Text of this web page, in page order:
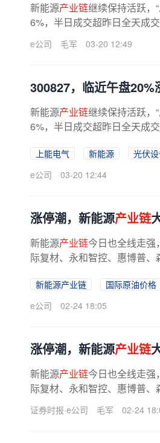
新能源产业链继续保持活跃，
6%，半日成交超昨日全天成
、锦浪科技等逾10股涨停
e公司 毛军 03-20 12:49
300827，临近午盘20%
新能源产业链继续保持活跃，
6%，半日成交超昨日全天成
上能电气 新能源
光伏
e公司
03-20 12:44
涨停潮，新能源产业链
新能源产业链今日也全线走强
际复材、永和智控、惠博普
新能源产业链 国际原油价格
e公司
02-24 18:05
涨停潮，新能源产业链
新能源产业链今日也全线走强
际复材、永和智控、惠博普
2025年，全国光伏新增装机
证券时报·e公司 毛军 02-24